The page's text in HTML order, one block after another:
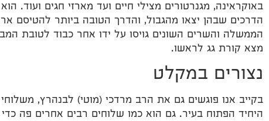
באוקראינה, מגנרטורים מצילי חיים ועד מארזי חגים ועוד.
הדרכים שבהן יצאו מהגבול, והדרך הטובה ביותר להטיסם
הממשלה והשרים השונים גויסו על ידו אחר כבוד לטובת
מצא קורת גג לראשו.
נצורים במקלט
בקייב אנו פוגשים גם את הרב מרדכי (מוטי) לבנהרץ,
היחיד הפתוח בעיר. גם הוא כמו שלוחים רבים אחרים פה